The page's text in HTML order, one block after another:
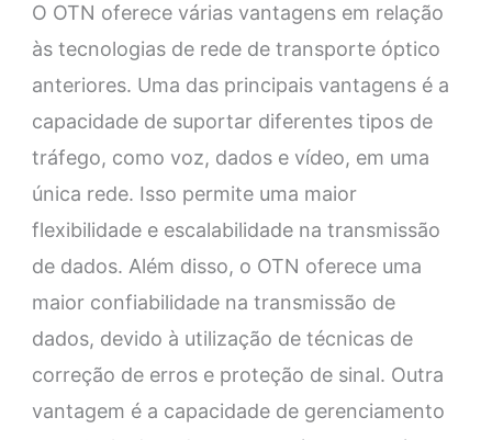
O OTN oferece várias vantagens em relação
às tecnologias de rede de transporte óptico
anteriores. Uma das principais vantagens é a
capacidade de suportar diferentes tipos de
tráfego, como voz, dados e vídeo, em uma
única rede. Isso permite uma maior
flexibilidade e escalabilidade na transmissão
de dados. Além disso, o OTN oferece uma
maior confiabilidade na transmissão de
dados, devido à utilização de técnicas de
correção de erros e proteção de sinal. Outra
vantagem é a capacidade de gerenciamento